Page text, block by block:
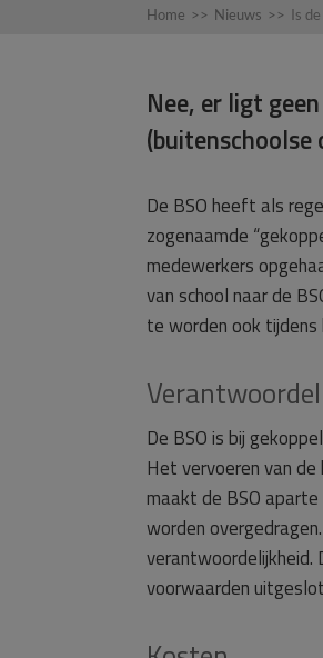
Home >> Nieuws >> Is
Nee, er ligt
De BSO heeft als
zogenaamde
medewerkers
van school naar de
te worden ook
De BSO is bij
Het vervoeren van
maakt de BSO
worden
verantwoordelijkheid.
voorwaarden